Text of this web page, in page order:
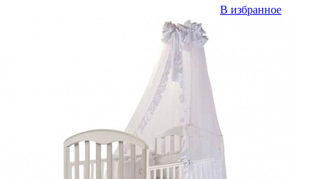
В избранное